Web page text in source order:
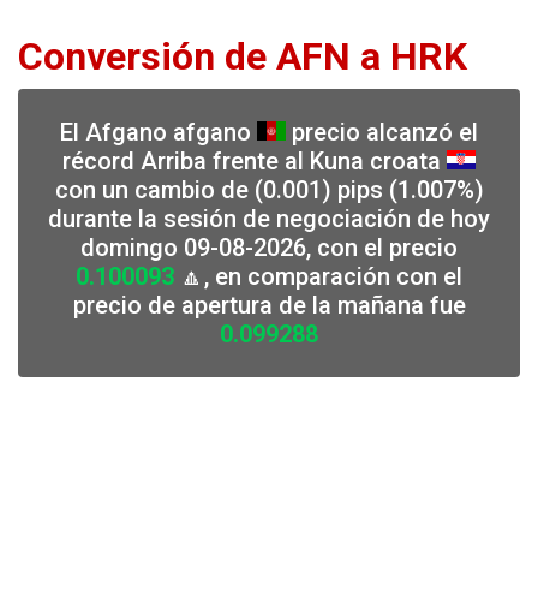
Conversión de AFN a HRK
El Afgano afgano
precio alcanzó el
récord Arriba frente al Kuna croata
con un cambio de (0.001) pips (1.007%)
durante la sesión de negociación de hoy
domingo 09-08-2026, con el precio
0.100093 🔼, en comparación con el
precio de apertura de la mañana fue
0.099288